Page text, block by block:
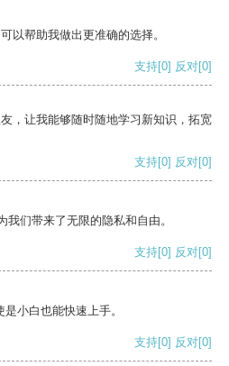
以帮助我做出更准确的选择。
支持[0] 反对[0]
，让我能够随时随地学习新知识，拓宽
支持[0] 反对[0]
们带来了无限的隐私和自由。
支持[0] 反对[0]
小白也能快速上手。
支持[0] 反对[0]